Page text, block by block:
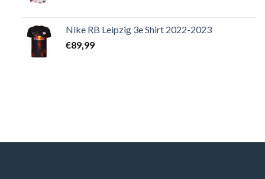
Nike RB Leipzig 3e Shirt 2022-2023
€89,99